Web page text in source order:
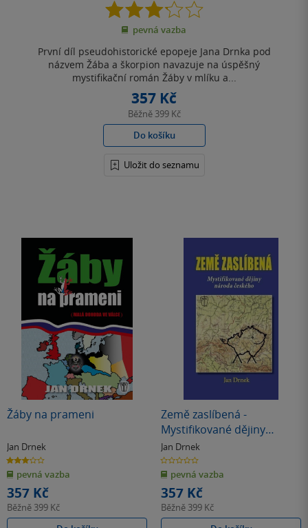
3.2
z
5
pevná vazba
První díl pseudohistorické epopeje Jana Drnka pod
názvem Žába a škorpion navazuje na úspěšný
mystifikační román Žáby v mlíku a...
357 Kč
Běžně 399 Kč
Do košíku
Uložit do seznamu
Žáby na prameni
Jan Drnek
3.0
z
5
hvězdiček
pevná vazba
357 Kč
Běžně 399 Kč
Země zaslíbená -
Mystifikované dějiny
národa českého
Jan Drnek
0.0
z
5
hvězdiček
pevná vazba
357 Kč
Běžně 399 Kč